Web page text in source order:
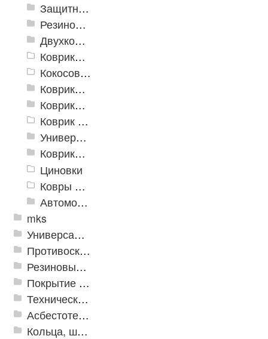
Защитные коврики и лотки
Резиновые коврики
Двухкомпонентные коврики
Коврики на пенорезине
Кокосовые коврики
Коврики для ванн
Коврики и дорожки пористые (Лапша)
Коврик флокированный
Универсальные коврики
Коврики хлопковые
Циновки
Ковры для детской
Автомобильные коврики
mks
Универсальные модульные покрытия
Противоскользящая защита для лестниц, профили, ленты
Резиновые и ПВХ дорожки
Покрытие из резиновой крошки
Техническая резина
Асбестотехнические и теплоизоляционные материалы
Кольца, шайбы, манжеты